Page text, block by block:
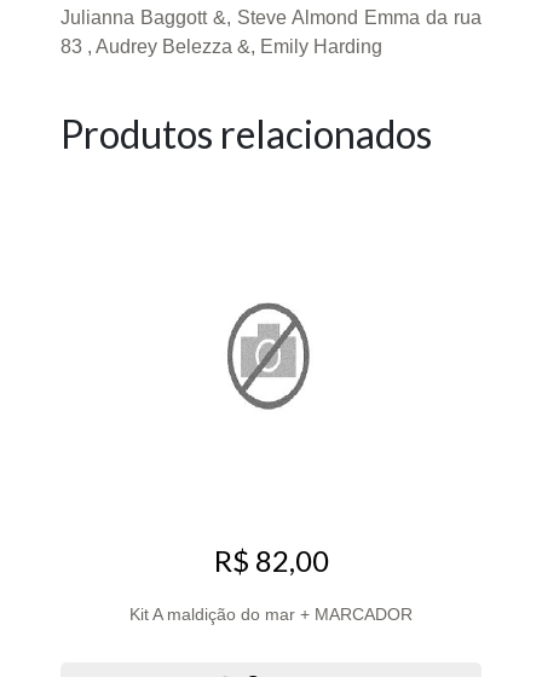
Julianna Baggott &, Steve Almond Emma da rua
83 , Audrey Belezza &, Emily Harding
Produtos relacionados
R$ 82,00
Kit A maldição do mar + MARCADOR